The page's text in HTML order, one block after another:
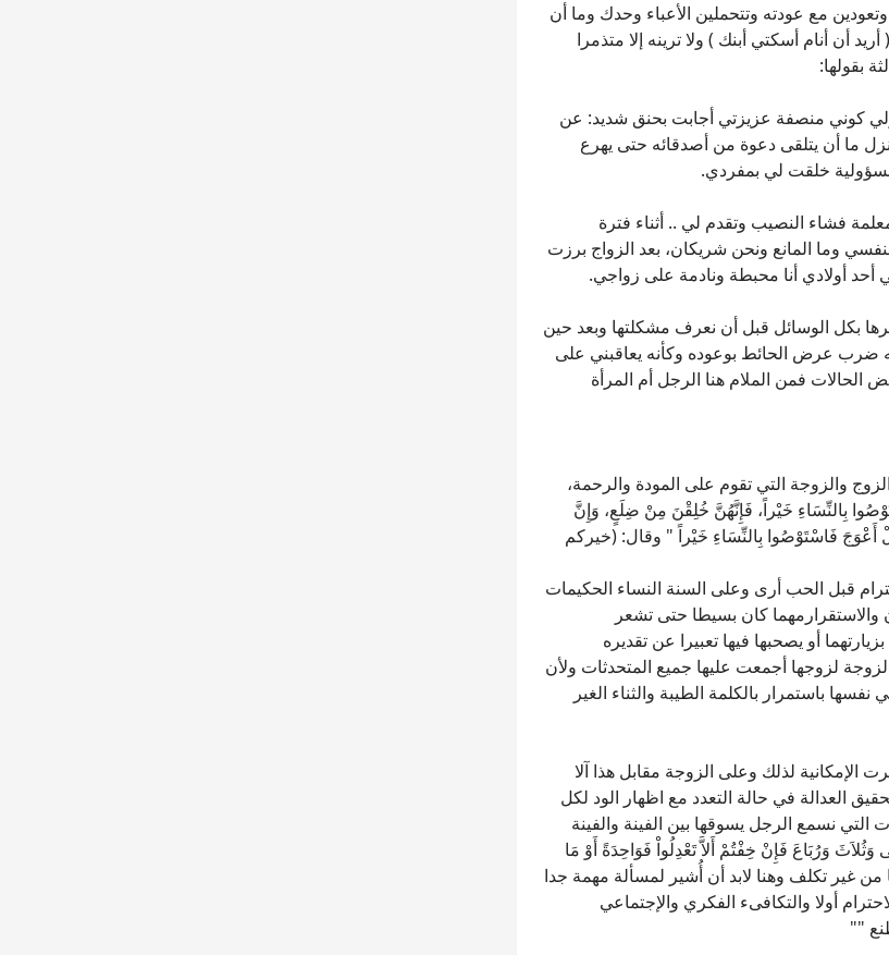
مع عودته وتتحملين الأعباء وحدك وما أن
أن أنام أسكتي أبنك ) ولا ترينه إلا متذمرا
بقولها:
كوني منصفة عزيزتي أجابت بحنق شديد: عن
ما أن يتلقى دعوة من أصدقائه حتى يهرع
خلقت لي بمفردي.
فشاء النصيب وتقدم لي .. أثناء فترة
وما المانع ونحن شريكان، بعد الزواج برزت
أولادي أنا محبطة ونادمة على زواجي.
بكل الوسائل قبل أن نعرف مشكلتها وبعد حين
أنه ضرب عرض الحائط بوعوده وكأنه يعاقبني على
الحالات فمن الملام هنا الرجل أم المرأة
والزوجة التي تقوم على المودة والرحمة،
بِالنِّسَاءِ خَيْراً، فَإِنَّهُنَّ خُلِقْنَ مِنْ ضِلَعٍ، وَإِنَّ
فَاسْتَوْصُوا بِالنِّسَاءِ خَيْراً " وقال: (خيركم
قبل الحب أرى وعلى السنة النساء الحكيمات
والاستقرارمهما كان بسيطا حتى تشعر
والديها ويأذن لها بزيارتهما أو يصحبها فيها تعبيرا عن تقديره
الزوجة لزوجها أجمعت عليها جميع المتحدثات ولأن
باستمرار بالكلمة الطيبة والثناء الغير
الإمكانية لذلك وعلى الزوجة مقابل هذا آلا
إلا وفق المتاح وحسب إمكانياته. 4- السعي لتحقيق العدالة في حالة التعدد مع اظهار الود لكل
نسمع الرجل يسوقها بين الفينة والفينة
وَرُبَاعَ فَإِنْ خِفْتُمْ أَلاَّ تَعْدِلُواْ فَوَاحِدَةً أَوْ مَا
أحلامها ومعاناتها من غير تكلف وهنا لابد أن أُشير لمسألة مهمة جدا
أولا والتكافىء الفكري والإجتماعي
""